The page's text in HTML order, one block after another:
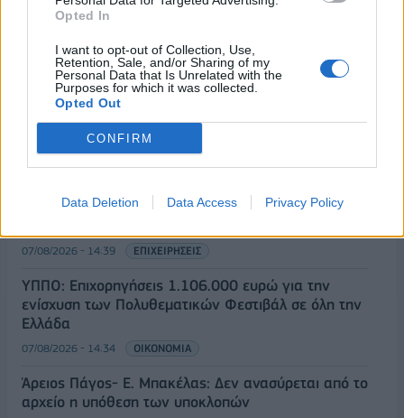
Opted In
I want to opt-out of Collection, Use,
Retention, Sale, and/or Sharing of my
Personal Data that Is Unrelated with the
Purposes for which it was collected.
Opted Out
CONFIRM
Data Deletion Data Access Privacy Policy
07/08/2026 - 15:45
Χρηματιστήριο: Στις 2.623,19 μονάδες ο Γενικός
Δείκτης Τιμών, με άνοδο 0,57%
07/08/2026 - 15:21 ΟΙΚΟΝΟΜΙΑ
Νέο κύμα καύσωνα στην Ευρώπη – Θερμοκρασίες
άνω των 40°C σε Ιταλία, Ισπανία και Βαλκάνια
07/08/2026 - 14:58 ΚΟΣΜΟΣ
Fourlis: Συμφωνία για την πώληση συμμετοχής στο
07/08/2026 - 14:39 ΕΠΙΧΕΙΡΗΣΕΙΣ
ΥΠΠΟ: Επιχορηγήσεις 1.106.000 ευρώ για την
ενίσχυση των Πολυθεματικών Φεστιβάλ σε όλη την
Ελλάδα
07/08/2026 - 14:34 ΟΙΚΟΝΟΜΙΑ
Άρειος Πάγος- Ε. Μπακέλας: Δεν ανασύρεται από το
αρχείο η υπόθεση των υποκλοπών